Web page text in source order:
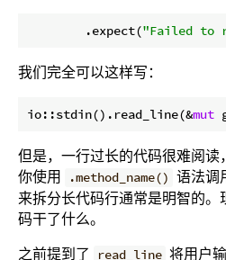
        .expect(
"Failed to
我们完全可以这样写：
io::stdin().read_line(&mut
但是，一行过长的代码很难阅读
你使用
.method_name() 语法调
来拆分长代码行通常是明智的
码干了什么。
之前提到了
read_line 将用户